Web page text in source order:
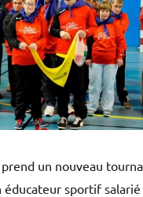
prend un nouveau
éducateur sportif